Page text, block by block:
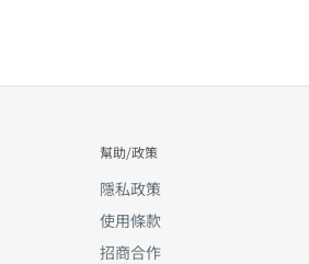
重量：60±3g
支援規格：
60Hz、動態影音同步、雙畫面、21:9畫面比、
幫助/政策
隱私政策
使用條款
招商合作